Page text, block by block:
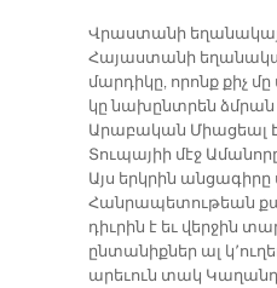
Վրաստանի
Հայաստանի
մարդիկը, որոնք քիչ
կը նախընտրեն ձմրան
Արաբական Միացեալ
Տուպայիի մէջ
Այս երկրին
Հանրապետութեան
դիւրին է եւ վերջին
ընտանիքներ ալ
արեւուն տակ